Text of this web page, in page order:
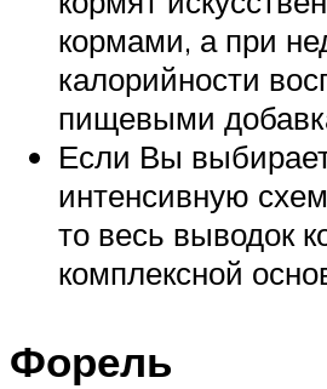
кормами, а при
калорийности
пищевыми
Если Вы
интенсивную
то весь выводок
комплексной
Форель